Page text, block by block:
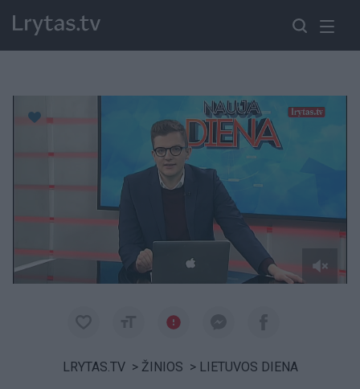
Paremkite Ukrainą
LRYTAS.TV > ŽINIOS > LIETUVOS DIENA